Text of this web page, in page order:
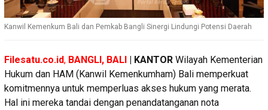
Kanwil Kemenkum Bali dan Pemkab Bangli Sinergi Lindungi Potensi Daerah
Filesatu.co.id, BANGLI, BALI | KANTOR Wilayah Kementerian
Hukum dan HAM (Kanwil Kemenkumham) Bali memperkuat
komitmennya untuk memperluas akses hukum yang merata.
Hal ini mereka tandai dengan penandatanganan nota